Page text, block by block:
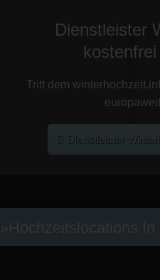
Dienstleister
Tritt dem
Dienstleister